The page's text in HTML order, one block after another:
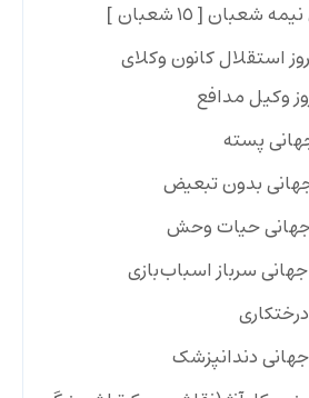
[ ١٥ شعبان ]
استقلال کانون وکلای
وکیل مدافع
پسته
بدون تبعیض
جهانی حیات وحش
جهانی سرباز اسباب‌بازی
جهانی دندانپزشک